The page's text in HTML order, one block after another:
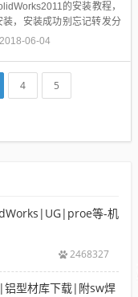
的安装教程，
，安装成功别忘记转发分
前准备：下载SolidWork
2018-06-04
4 5
等-机
2468327
型材库下载|附sw焊